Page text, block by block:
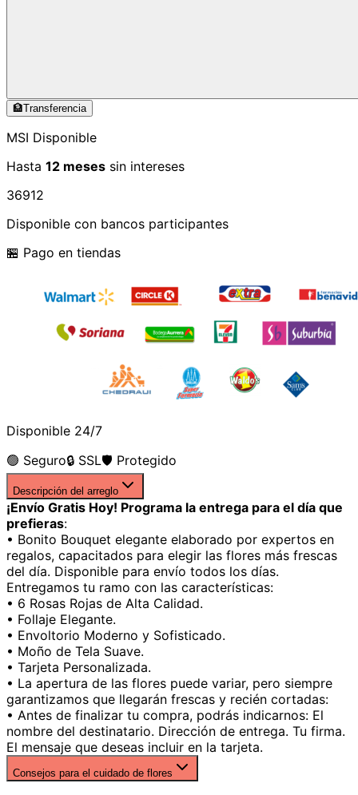
🏦Transferencia
MSI Disponible
Hasta 12 meses sin intereses
36912
Disponible con bancos participantes
🏪 Pago en tiendas
Disponible 24/7
🟢 Seguro🔒 SSL🛡️ Protegido
Descripción del arreglo
¡Envío Gratis Hoy! Programa la entrega para el día que
prefieras:
• Bonito Bouquet elegante elaborado por expertos en
regalos, capacitados para elegir las flores más frescas
del día. Disponible para envío todos los días.
Entregamos tu ramo con las características:
• 6 Rosas Rojas de Alta Calidad.
• Follaje Elegante.
• Envoltorio Moderno y Sofisticado.
• Moño de Tela Suave.
• Tarjeta Personalizada.
• La apertura de las flores puede variar, pero siempre
garantizamos que llegarán frescas y recién cortadas:
• Antes de finalizar tu compra, podrás indicarnos: El
nombre del destinatario. Dirección de entrega. Tu firma.
El mensaje que deseas incluir en la tarjeta.
Consejos para el cuidado de flores